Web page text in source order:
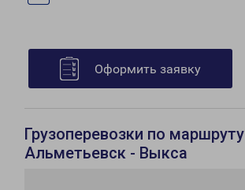
Оформить заявку
Грузоперевозки по маршруту
Альметьевск - Выкса